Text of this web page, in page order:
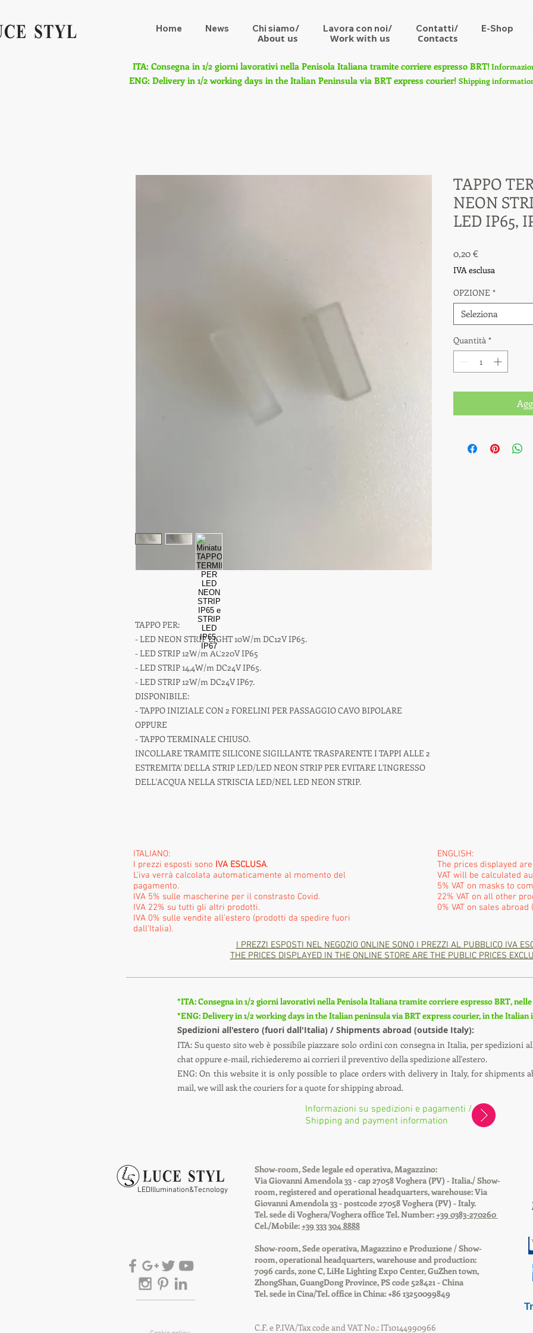
Home News Chi siamo/ Lavora con noi/ Contatti/ E-Shop
About us Work with us Contacts
ITA: Consegna in 1/2 giorni lavorativi nella Penisola Italiana tramite corriere espresso BRT!
ENG: Delivery in 1/2 working days in the Italian Peninsula via BRT express courier! Shipping
TAPPO PER:
- LED NEON STRIP LIGHT 10W/m DC12V IP65.
- LED STRIP 12W/m AC220V IP65
- LED STRIP 14,4W/m DC24V IP65.
- LED STRIP 12W/m DC24V IP67.
DISPONIBILE:
- TAPPO INIZIALE CON 2 FORELINI PER PASSAGGIO CAVO BIPOLARE
OPPURE
- TAPPO TERMINALE CHIUSO.
INCOLLARE TRAMITE SILICONE SIGILLANTE TRASPARENTE I TAPPI ALLE 2
ESTREMITA' DELLA STRIP LED/LED NEON STRIP PER EVITARE L'INGRESSO
DELL'ACQUA NELLA STRISCIA LED/NEL LED NEON STRIP.
TAPPO
NEON
LED IP65,
0,20 €Prezzo
IVA esclusa
OPZIONE *
Seleziona
Quantità *
ITALIANO:
I prezzi esposti sono IVA ESCLUSA.
L'iva verrà calcolata automaticamente al momento del
pagamento.
IVA 5% sulle mascherine per il constrasto Covid.
IVA 22% su tutti gli altri prodotti.
IVA 0% sulle vendite all'estero (prodotti da spedire fuori
dall'Italia).
ENGLISH:
The prices displayed are
VAT will be calculated
5% VAT on masks to
22% VAT on all other
0% VAT on sales
I PREZZI ESPOSTI NEL NEGOZIO ONLINE SONO I PREZZI AL PUBBLICO IVA
THE PRICES DISPLAYED IN THE ONLINE STORE ARE THE PUBLIC PRICES
*ITA: Consegna in 1/2 giorni lavorativi nella Penisola Italiana tramite corriere espresso BRT,
*ENG: Delivery in 1/2 working days in the Italian peninsula via BRT express courier, in the Italian
Spedizioni all'estero (fuori dall'Italia) / Shipments abroad (outside Italy):
ITA: Su questo sito web è possibile piazzare solo ordini con consegna in Italia, per spedizioni
chat oppure e-mail, richiederemo ai corrieri il preventivo della spedizione all'estero.
ENG: On this website it is only possible to place orders with delivery in Italy, for shipments
mail, we will ask the couriers for a quote for shipping abroad.
Informazioni su spedizioni e pagamenti /
Shipping and payment information
LEDIllumination&Tecnology
Show-room, Sede legale ed operativa, Magazzino:
Via Giovanni Amendola 33 - cap 27058 Voghera (PV) - Italia./ Show-
room, registered and operational headquarters, warehouse: Via
Giovanni Amendola 33 - postcode 27058 Voghera (PV) - Italy.
Tel. sede di Voghera/Voghera office Tel. Number:+39 0383-270260
Cel./Mobile:+39 333 304 8888
Show-room, Sede operativa, Magazzino e Produzione / Show-
room, operational headquarters, warehouse and production:
7096 cards, zone C, LiHe Lighting Expo Center, GuZhen town,
ZhongShan, GuangDong Province, PS code 528421 - China
Tel. sede in Cina/Tel. office in China: +86 13250099849
C.F. e P.IVA/Tax code and VAT No.: IT10144990966